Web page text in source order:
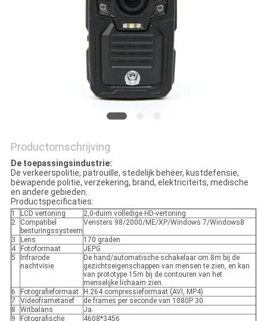
Productomschrijving
De toepassingsindustrie:
De verkeerspolitie, patrouille, stedelijk beheer, kustdefensie,
bewapende politie, verzekering, brand, elektriciteits, medische
en andere gebieden.
Productspecificaties:
1 LCD vertoning
2,0-duim volledige HD-vertoning
2
Compatibel
besturingssysteem
Vensters 98/2000/ME/XP/Windows 7/Windows8
3 Lens
170 graden
4
Fotoformaat
JEPG
5
Infrarode
nachtvisie
De hand/automatische schakelaar om 8m bij de
gezichtseigenschappen van mensen te zien, en kan
van prototype 15m bij de contouren van het
menselijke lichaam zien.
6
Fotografieformaat
H.264 compressieformaat (AVI, MP4)
7
Videoframetarief
de frames per seconde van 1080P 30
8
Witbalans
Ja
9
Fotografische
4608*3456